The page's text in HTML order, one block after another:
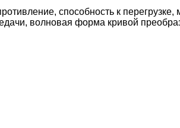
способность к
волновая форма кривой